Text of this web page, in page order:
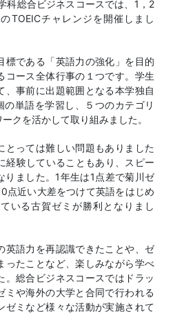
科総合ビジネスコースでは、1，2
TOEICチャレンジを開催しまし
標である「英語力の強化」を目的
コース全体行事の１つです。学生
、事前に出題範囲となる本学独自
単語を学習し、５つのカテゴリ
クを活かして取り組みました。
とっては難しい問題もありました
経験していることもあり、スピー
りました。1年生は1点差で菊川ゼ
点近い大差をつけて英語をはじめ
いる古賀ゼミが勝利となりまし
英語力を再認識できたことや、ゼ
ったことなど、楽しみながら学べ
。総合ビジネスコースではドラッ
ミや海外の大学と合同で行われる
ミなど様々な活動が実施されて